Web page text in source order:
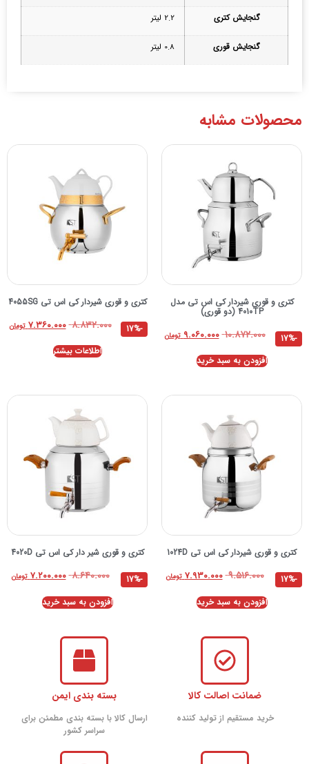
گنجایش کتری 2.2 لیتر
گنجایش قوری 0.8 لیتر
محصولات مشابه
کتری و قوری شیردار کی اس تی مدل
4010TP (دو قوری)
۱۰.۸۷۲.۰۰۰ ۹.۰۶۰.۰۰۰ تومان
-17%
افزودن به سبد خرید
کتری و قوری شیردار کی اس تی 4055SG
۸.۸۳۲.۰۰۰ ۷.۳۶۰.۰۰۰ تومان
-17%
اطلاعات بیشتر
کتری و قوری شیردار کی اس تی 1024D
۹.۵۱۶.۰۰۰ ۷.۹۳۰.۰۰۰ تومان
-17%
افزودن به سبد خرید
کتری و قوری شیر دار کی اس تی 4020D
۸.۶۴۰.۰۰۰ ۷.۲۰۰.۰۰۰ تومان
-17%
افزودن به سبد خرید
ضمانت اصالت کالا
خرید مستقیم از تولید کننده
بسته بندی ایمن
ارسال کالا با بسته بندی مطمئن برای
سراسر کشور